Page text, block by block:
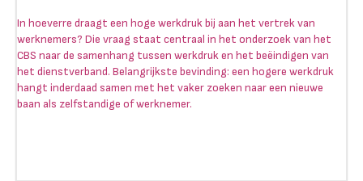
In hoeverre draagt een hoge werkdruk bij aan het vertrek van
werknemers? Die vraag staat centraal in het onderzoek van het
CBS naar de samenhang tussen werkdruk en het beëindigen van
het dienstverband. Belangrijkste bevinding: een hogere werkdruk
hangt inderdaad samen met het vaker zoeken naar een nieuwe
baan als zelfstandige of werknemer.